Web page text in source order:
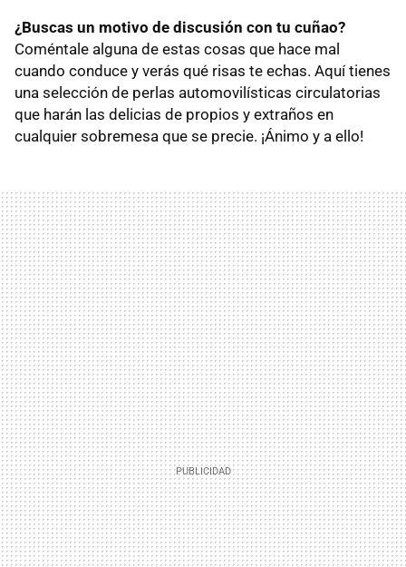
¿Buscas un motivo de discusión con tu cuñao?
Coméntale alguna de estas cosas que hace mal
cuando conduce y verás qué risas te echas. Aquí tienes
una selección de perlas automovilísticas circulatorias
que harán las delicias de propios y extraños en
cualquier sobremesa que se precie. ¡Ánimo y a ello!